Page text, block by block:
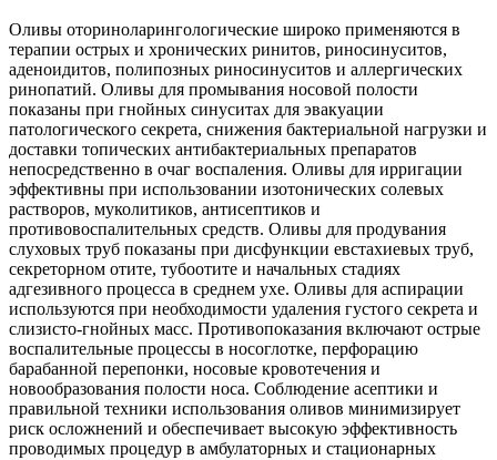
Оливы оториноларингологические широко применяются в
терапии острых и хронических ринитов, риносинуситов,
аденоидитов, полипозных риносинуситов и аллергических
ринопатий. Оливы для промывания носовой полости
показаны при гнойных синуситах для эвакуации
патологического секрета, снижения бактериальной нагрузки и
доставки топических антибактериальных препаратов
непосредственно в очаг воспаления. Оливы для ирригации
эффективны при использовании изотонических солевых
растворов, муколитиков, антисептиков и
противовоспалительных средств. Оливы для продувания
слуховых труб показаны при дисфункции евстахиевых труб,
секреторном отите, тубоотите и начальных стадиях
адгезивного процесса в среднем ухе. Оливы для аспирации
используются при необходимости удаления густого секрета и
слизисто-гнойных масс. Противопоказания включают острые
воспалительные процессы в носоглотке, перфорацию
барабанной перепонки, носовые кровотечения и
новообразования полости носа. Соблюдение асептики и
правильной техники использования оливов минимизирует
риск осложнений и обеспечивает высокую эффективность
проводимых процедур в амбулаторных и стационарных